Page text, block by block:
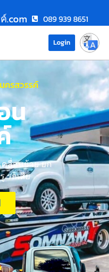
.com 089 939 8651
Login
ครสวรรค์
น
คลื่อนย้าย ยก
รถเสีย